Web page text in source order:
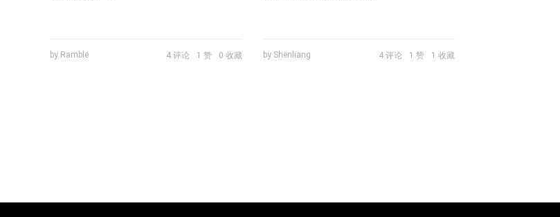
by Ramble 4 评论 1 赞 0 收藏 by Shenliang 4 评论 1 赞 1 收藏